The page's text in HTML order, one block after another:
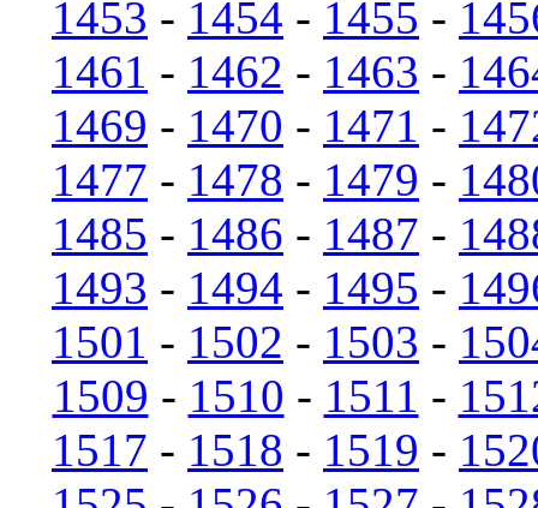
1453 - 1454 - 1455 -
1461 - 1462 - 1463 -
1469 - 1470 - 1471 -
1477 - 1478 - 1479 -
1485 - 1486 - 1487 -
1493 - 1494 - 1495 -
1501 - 1502 - 1503 -
1509 - 1510 - 1511 -
1517 - 1518 - 1519 -